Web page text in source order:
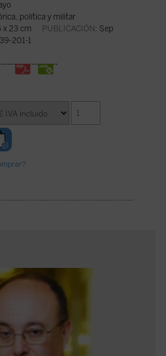
política y militar
x 23 cm PUBLICACIÓN: Sep
201-1